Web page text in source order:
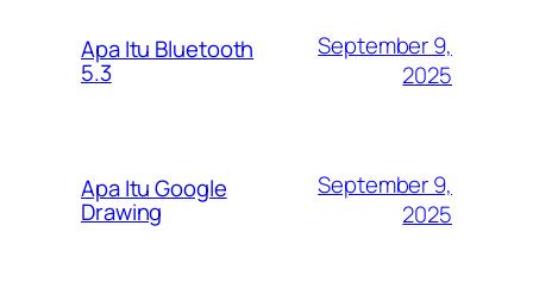
Apa Itu Bluetooth
5.3
September 9,
2025
Apa Itu Google
Drawing
September 9,
2025